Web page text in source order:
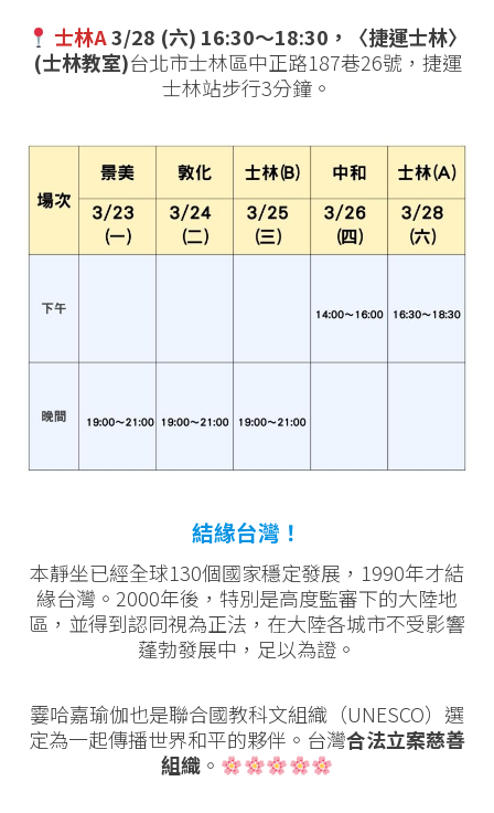
士林A3/28 (六) 16:30～18:30，〈捷運士林〉
(士林教室)台北市士林區中正路187巷26號，捷運
士林站步行3分鐘。
結緣台灣！
本靜坐已經全球130個國家穩定發展，1990年才結
緣台灣。2000年後，特別是高度監審下的大陸地
區，並得到認同視為正法，在大陸各城市不受影響
蓬勃發展中，足以為證。
霎哈嘉瑜伽也是聯合國教科文組織（UNESCO）選
定為一起傳播世界和平的夥伴。台灣合法立案慈善
組織。